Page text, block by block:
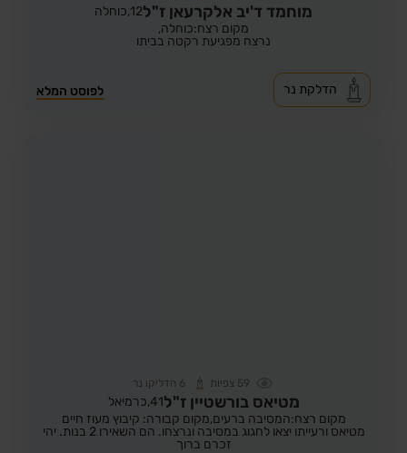
מוחמד ד'יב אלקרעאן ז"ל12, כוחלה
מקום רצח:כוחלה,
נרצח מפגיעת רקטה בביתו
לפוסט המלא הדלקת נר
59 צפיות 6 הדליקו נר
מטיאס בורשטיין ז"ל41, כרמיאל
מקום רצח:המסיבה ברעים,מקום קבורה: קיבוץ מעוז חיים
מטיאס ורעייתו יצאו לחגוג במסיבה ונרצחו. הם השאירו 2 בנות. יהי
זכרם ברוך